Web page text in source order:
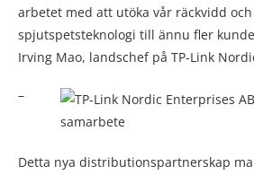
arbetet med att utöka vår räckvidd
spjutspetsteknologi till ännu fler
Irving Mao, landschef på TP-Link
–
Detta nya distributionspartnerskap